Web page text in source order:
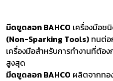
มีดขูดลอก BAHCO เครื่องมือช
(Non-Sparking Tools) ทนต่อ
เครื่องมือสำหรับการทำงานที่ต้อ
สูงสุด
มีดขูดลอก BAHCO ผลิตจากทอ